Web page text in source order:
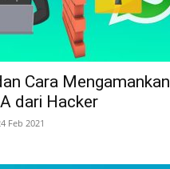
Cara Mengamankan
dari Hacker
Feb 2021